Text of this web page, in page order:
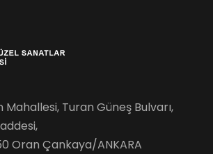
Mahallesi, Turan Güneş Bulvarı,
Oran Çankaya/ANKARA